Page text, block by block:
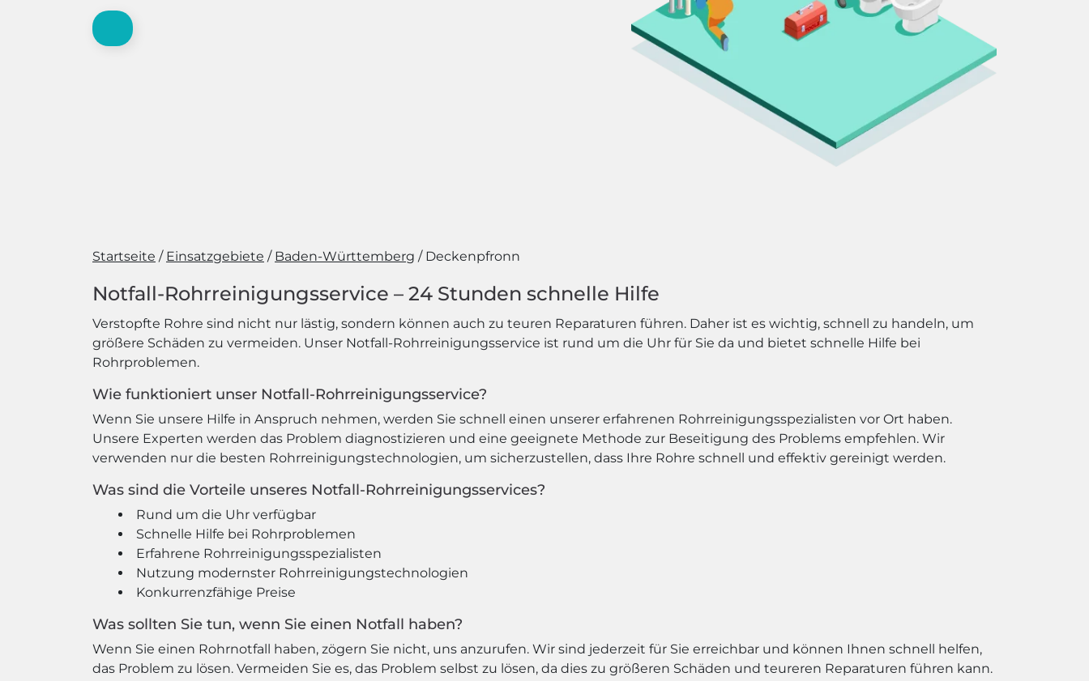
Startseite Einsatzgebiete Baden-Württemberg Deckenpfronn
Notfall-Rohrreinigungsservice – 24 Stunden schnelle Hilfe
Verstopfte Rohre sind nicht nur lästig, sondern können auch zu teuren Reparaturen führen. Daher ist es wichtig, schnell zu handeln, um
größere Schäden zu vermeiden. Unser Notfall-Rohrreinigungsservice ist rund um die Uhr für Sie da und bietet schnelle Hilfe bei
Rohrproblemen.
Wie funktioniert unser Notfall-Rohrreinigungsservice?
Wenn Sie unsere Hilfe in Anspruch nehmen, werden Sie schnell einen unserer erfahrenen Rohrreinigungsspezialisten vor Ort haben.
Unsere Experten werden das Problem diagnostizieren und eine geeignete Methode zur Beseitigung des Problems empfehlen. Wir
verwenden nur die besten Rohrreinigungstechnologien, um sicherzustellen, dass Ihre Rohre schnell und effektiv gereinigt werden.
Was sind die Vorteile unseres Notfall-Rohrreinigungsservices?
Rund um die Uhr verfügbar
Schnelle Hilfe bei Rohrproblemen
Erfahrene Rohrreinigungsspezialisten
Nutzung modernster Rohrreinigungstechnologien
Konkurrenzfähige Preise
Was sollten Sie tun, wenn Sie einen Notfall haben?
Wenn Sie einen Rohrnotfall haben, zögern Sie nicht, uns anzurufen. Wir sind jederzeit für Sie erreichbar und können Ihnen schnell helfen,
das Problem zu lösen. Vermeiden Sie es, das Problem selbst zu lösen, da dies zu größeren Schäden und teureren Reparaturen führen kann.